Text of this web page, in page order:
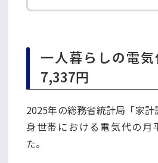
一人暮らしの電
7,337円
2025年の総務省統計局「家
身世帯における電気代の月
た。